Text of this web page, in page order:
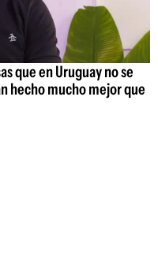
que en Uruguay no se
hecho mucho mejor que